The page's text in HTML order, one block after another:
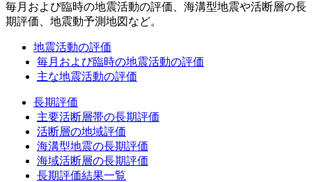
毎月および臨時の地震活動の評価、海溝型地震や活断層の長
期評価、地震動予測地図など。
地震活動の評価
毎月および臨時の地震活動の評価
主な地震活動の評価
長期評価
主要活断層帯の長期評価
活断層の地域評価
海溝型地震の長期評価
海域活断層の長期評価
長期評価結果一覧